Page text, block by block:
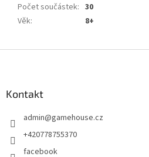
Počet součástek: 30
Věk: 8+
Kontakt
admin@gamehouse.cz
+420778755370
facebook